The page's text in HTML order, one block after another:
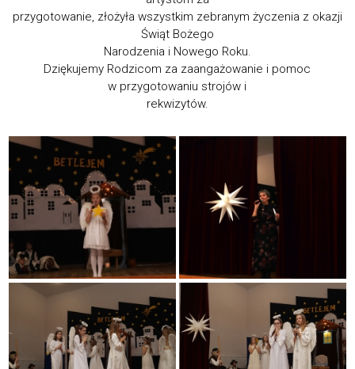
przygotowanie, złożyła wszystkim zebranym życzenia z okazji
Świąt Bożego
Narodzenia i Nowego Roku.
Dziękujemy Rodzicom za zaangażowanie i pomoc
w przygotowaniu strojów i
rekwizytów.